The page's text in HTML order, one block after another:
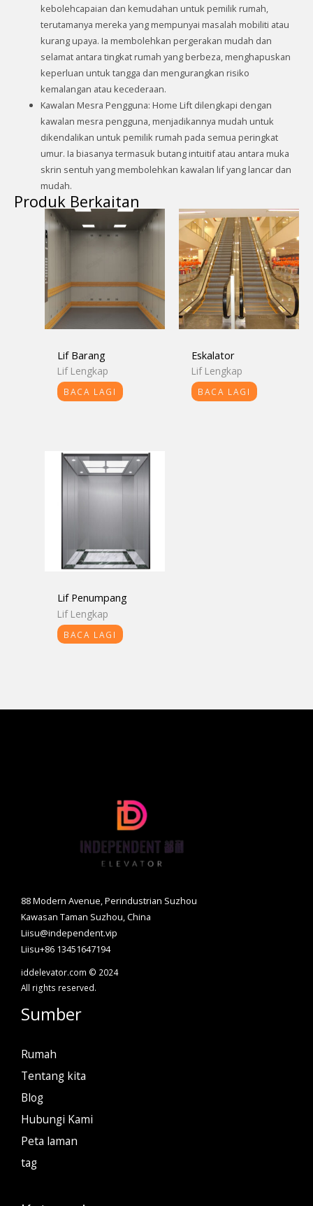
kebolehcapaian dan kemudahan untuk pemilik rumah,
terutamanya mereka yang mempunyai masalah mobiliti atau
kurang upaya. Ia membolehkan pergerakan mudah dan
selamat antara tingkat rumah yang berbeza, menghapuskan
keperluan untuk tangga dan mengurangkan risiko
kemalangan atau kecederaan.
Kawalan Mesra Pengguna: Home Lift dilengkapi dengan
kawalan mesra pengguna, menjadikannya mudah untuk
dikendalikan untuk pemilik rumah pada semua peringkat
umur. Ia biasanya termasuk butang intuitif atau antara muka
skrin sentuh yang membolehkan kawalan lif yang lancar dan
mudah.
Produk Berkaitan
Lif Barang
Lif Lengkap
BACA LAGI
Eskalator
Lif Lengkap
BACA LAGI
Lif Penumpang
Lif Lengkap
BACA LAGI
88 Modern Avenue, Perindustrian Suzhou
Kawasan Taman Suzhou, China
Liisu@independent.vip
Liisu+86 13451647194
iddelevator.com © 2024
All rights reserved.
Sumber
Rumah
Tentang kita
Blog
Hubungi Kami
Peta laman
tag